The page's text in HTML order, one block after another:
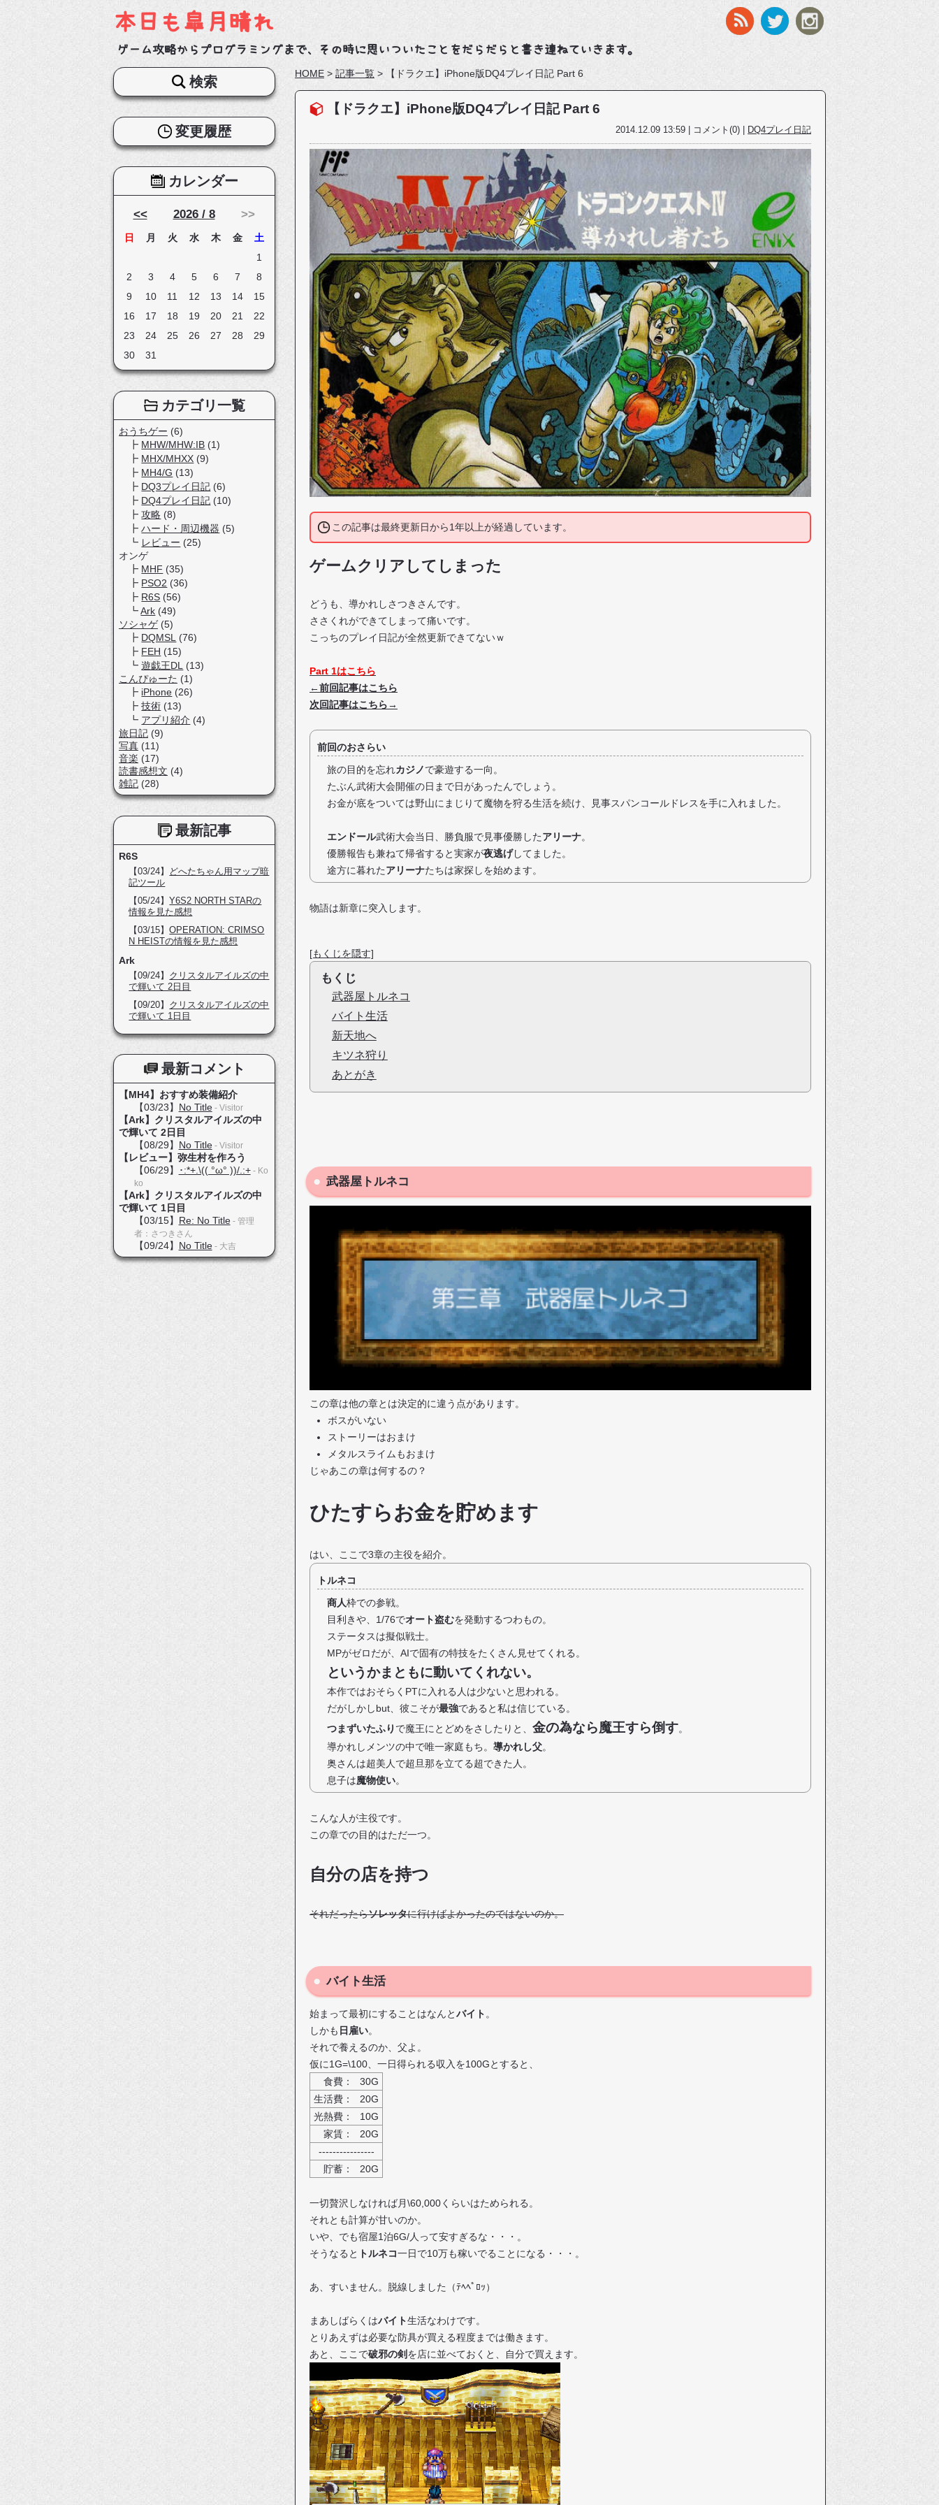
本日も皐月晴れ
ゲーム攻略からプログラミングまで、その時に思いついたことをだらだらと書き連ねていきます。
HOME > 記事一覧 > 【ドラクエ】iPhone版DQ4プレイ日記 Part 6
【ドラクエ】iPhone版DQ4プレイ日記 Part 6
2014.12.09 13:59 | コメント(0) | DQ4プレイ日記
この記事は最終更新日から1年以上が経過しています。
ゲームクリアしてしまった
どうも、導かれしさつきさんです。
ささくれができてしまって痛いです。
こっちのプレイ日記が全然更新できてないｗ
Part 1はこちら
←前回記事はこちら
次回記事はこちら→
前回のおさらい
旅の目的を忘れカジノで豪遊する一向。
たぶん武術大会開催の日まで日があったんでしょう。
お金が底をついては野山にまじりて魔物を狩る生活を続け、見事スパンコールドレスを手に入れました。
エンドール武術大会当日、勝負服で見事優勝したアリーナ。
優勝報告も兼ねて帰省すると実家が夜逃げしてました。
途方に暮れたアリーナたちは家探しを始めます。
物語は新章に突入します。
[もくじを隠す]
もくじ
武器屋トルネコ
バイト生活
新天地へ
キツネ狩り
あとがき
武器屋トルネコ
この章は他の章とは決定的に違う点があります。
ボスがいない
ストーリーはおまけ
メタルスライムもおまけ
じゃあこの章は何するの？
ひたすらお金を貯めます
はい、ここで3章の主役を紹介。
トルネコ
商人枠での参戦。
目利きや、1/76でオート盗むを発動するつわもの。
ステータスは擬似戦士。
MPがゼロだが、AIで固有の特技をたくさん見せてくれる。
というかまともに動いてくれない。
本作ではおそらくPTに入れる人は少ないと思われる。
だがしかしbut、彼こそが最強であると私は信じている。
つまずいたふり で魔王にとどめをさしたりと、金の為なら魔王すら倒す。
導かれしメンツの中で唯一家庭もち。導かれし父。
奥さんは超美人で超旦那を立てる超できた人。
息子は魔物使い。
こんな人が主役です。
この章での目的はただ一つ。
自分の店を持つ
それだったらソレッタに行けばよかったのではないのか。
バイト生活
始まって最初にすることはなんとバイト 。
しかも 日雇い。
それで養えるのか、父よ。
仮に1G=\100、一日得られる収入を100Gとすると、
食費：
30G
生活費：
20G
光熱費：
10G
家賃：
20G
----------------
貯蓄：
20G
一切贅沢しなければ月\60,000くらいはためられる。
それとも計算が甘いのか。
いや、でも宿屋1泊6G/人って安すぎるな・・・。
そうなると トルネコ一日で10万も稼いでることになる・・・。
あ、すいません。脱線しました（ﾃﾍﾍﾟﾛｯ）
まあしばらくはバイト生活なわけです。
とりあえずは必要な防具が買える程度までは働きます。
あと、ここで破邪の剣を店に並べておくと、自分で買えます。
検索
変更履歴
カレンダー
<< 2026 / 8 >>
日 月 火 水 木 金
土
1
2
3 4 5 6 7
8
9
10 11 12 13 14
15
16
17 18 19 20 21
22
23
24 25 26 27 28
29
30
31
カテゴリ一覧
おうちゲー (6)
MHW/MHW:IB (1)
MHX/MHXX (9)
MH4/G (13)
DQ3プレイ日記 (6)
DQ4プレイ日記 (10)
攻略 (8)
ハード・周辺機器 (5)
レビュー (25)
オンゲ
MHF (35)
PSO2 (36)
R6S (56)
Ark (49)
ソシャゲ(5)
DQMSL
(76)
FEH (15)
遊戯王DL
(13)
こんぴゅーた (1)
iPhone (26)
技術 (13)
アプリ紹介 (4)
旅日記 (9)
写真 (11)
音楽 (17)
読書感想文 (4)
雑記 (28)
最新記事
R6S
【03/24】
どへたちゃん用マップ暗
記ツール
【05/24】Y6S2 NORTH STARの
情報を見た感想
【03/15】OPERATION: CRIMSO
N HEISTの情報を見た感想
Ark
【09/24】 クリスタルアイルズの中
で輝いて 2日目
【09/20】 クリスタルアイルズの中
で輝いて 1日目
最新コメント
【MH4】おすすめ装備紹介
【03/23】 No Title- Visitor
【Ark】クリスタルアイルズの中
で輝いて 2日目
【08/29】 No Title- Visitor
【レビュー】弥生村を作ろう
【06/29】
･:*+.\(( °ω° ))/.:+- Ko
ko
【Ark】クリスタルアイルズの中
で輝いて 1日目
【03/15】 Re: No Title- 管理
者：さつきさん
【09/24】 No Title- 大吉